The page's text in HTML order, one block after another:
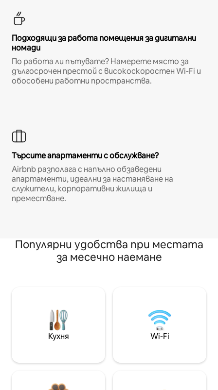
Подходящи за работа помещения за дигитални
номади
По работа ли пътувате? Намерете място за
дългосрочен престой с високоскоростен Wi-Fi и
обособени работни пространства.
Търсите апартаменти с обслужване?
Airbnb разполага с напълно обзаведени
апартаменти, идеални за настаняване на
служители, корпоративни жилища и
преместване.
Популярни удобства при местата
за месечно наемане
Кухня Wi-Fi